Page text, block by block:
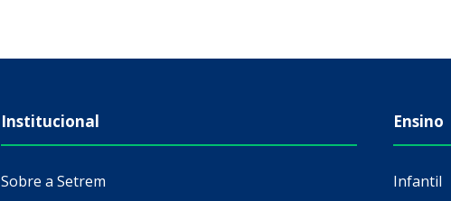
Institucional
Sobre a Setrem
Ensino
Infantil